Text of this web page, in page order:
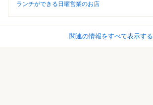
ランチができる日曜営業のお店
関連の情報をすべて表示する